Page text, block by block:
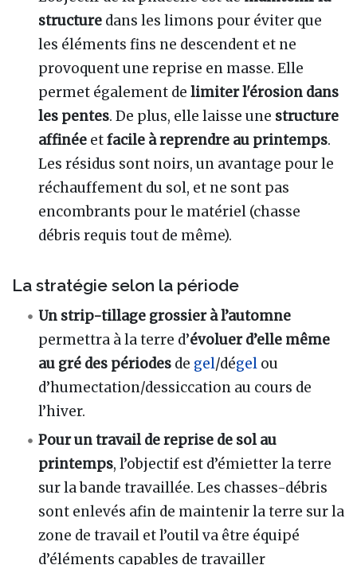
structure dans les limons pour éviter que
les éléments fins ne descendent et ne
provoquent une reprise en masse. Elle
permet également delimiter l'érosion dans
les pentes. De plus, elle laisse une structure
affinée etfacile à reprendre au printemps.
Les résidus sont noirs, un avantage pour le
réchauffement du sol, et ne sont pas
encombrants pour le matériel (chasse
débris requis tout de même).
La stratégie selon la période
Un strip-tillage grossier à l’automne
permettra à la terre d’évoluer d’elle même
au gré des périodes de gel/dégel ou
d’humectation/dessiccation au cours de
l’hiver.
Pour un travail de reprise de sol au
printemps, l’objectif est d’émietter la terre
sur la bande travaillée. Les chasses-débris
sont enlevés afin de maintenir la terre sur la
zone de travail et l’outil va être équipé
d’éléments capables de travailler